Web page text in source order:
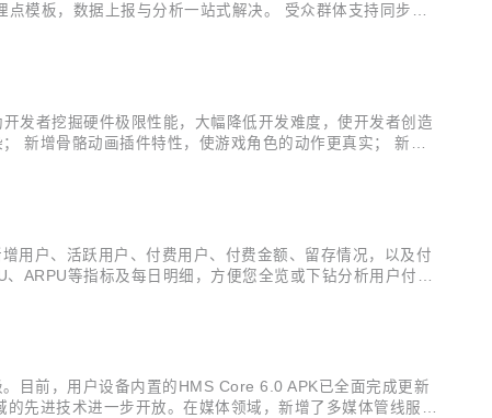
模板，数据上报与分析一站式解决。 受众群体支持同步至
发者挖掘硬件极限性能，大幅降低开发难度，使开发者创造
新增骨骼动画插件特性，使游戏角色的动作更真实； 新增
用户、活跃用户、付费用户、付费金额、留存情况，以及付
ARPU等指标及每日明细，方便您全览或下钻分析用户付费
目前，用户设备内置的HMS Core 6.0 APK已全面完成更新
先进技术进一步开放。在媒体领域，新增了多媒体管线服务